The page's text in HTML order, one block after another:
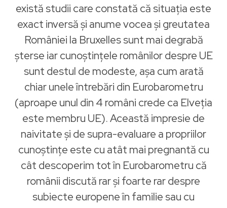
există studii care constată că situația este
exact inversă şi anume vocea şi greutatea
României la Bruxelles sunt mai degrabă
șterse iar cunoștințele românilor despre UE
sunt destul de modeste, așa cum arată
chiar unele întrebări din Eurobarometru
(aproape unul din 4 români crede ca Elveția
este membru UE). Această impresie de
naivitate şi de supra-evaluare a propriilor
cunoștințe este cu atât mai pregnantă cu
cât descoperim tot în Eurobarometru că
românii discută rar şi foarte rar despre
subiecte europene în familie sau cu